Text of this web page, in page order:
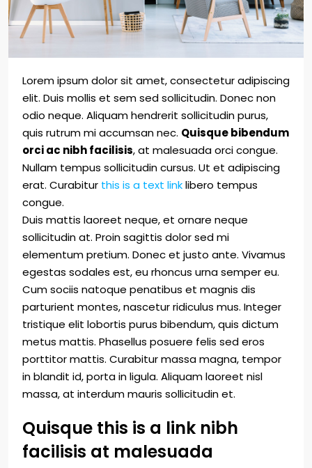
Lorem ipsum dolor sit amet, consectetur adipiscing
elit. Duis mollis et sem sed sollicitudin. Donec non
odio neque. Aliquam hendrerit sollicitudin purus,
quis rutrum mi accumsan nec. Quisque bibendum
orci ac nibh facilisis, at malesuada orci congue.
Nullam tempus sollicitudin cursus. Ut et adipiscing
erat. Curabitur this is a text linklibero tempus
congue.
Duis mattis laoreet neque, et ornare neque
sollicitudin at. Proin sagittis dolor sed mi
elementum pretium. Donec et justo ante. Vivamus
egestas sodales est, eu rhoncus urna semper eu.
Cum sociis natoque penatibus et magnis dis
parturient montes, nascetur ridiculus mus. Integer
tristique elit lobortis purus bibendum, quis dictum
metus mattis. Phasellus posuere felis sed eros
porttitor mattis. Curabitur massa magna, tempor
in blandit id, porta in ligula. Aliquam laoreet nisl
massa, at interdum mauris sollicitudin et.
Quisque this is a link nibh
facilisis at malesuada